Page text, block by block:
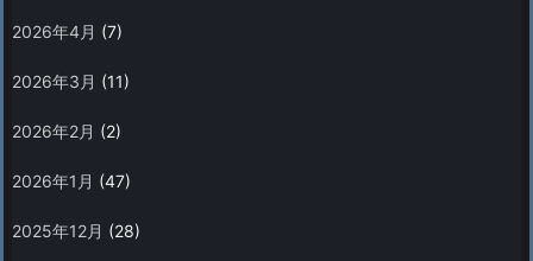
2026年4月 (7)
2026年3月 (11)
2026年2月 (2)
2026年1月 (47)
2025年12月 (28)